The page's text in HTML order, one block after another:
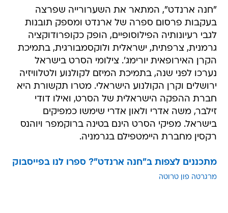
"חנה ארנדט", המתאר את השערורייה שפרצה
בעקבות פרסום ספרה של ארנדט ומספק תובנות
לגבי רעיונותיה הפילוסופיים, הופק כקופרודוקציה
גרמנית, צרפתית, ישראלית ולוקסמבורגית, בתמיכת
הקרן האירופאית יורימג'. צילומי הסרט בישראל
נערכו לפני שנה, בתמיכת המיזם לקולנוע ולטלוויזיה
ירושלים וקרן הקולנוע הישראלי. מטרו תקשורת היא
חברת ההפקה הישראלית של הסרט, ואילו דודי
זילבר, משה אדרי ולאון אדרי שימשו כמפיקים
בישראל. מפיקי הסרט הינם בטינה ברוקמפר ויוהנס
רקסין מחברת היימטפילם בגרמניה.
מתכננים לצפות ב"חנה ארנדט"? ספרו לנו בפייסבוק
מרגרטה פון טרוטה